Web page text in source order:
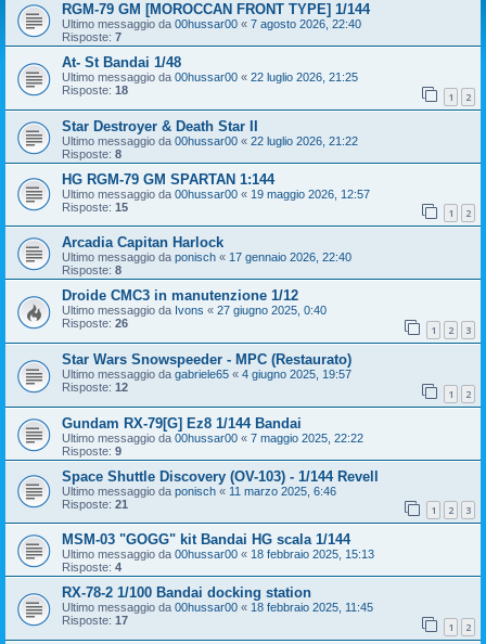
RGM-79 GM [MOROCCAN FRONT TYPE] 1/144
Ultimo messaggio da 00hussar00 « 7 agosto 2026, 22:40
Risposte: 7
At- St Bandai 1/48
Ultimo messaggio da 00hussar00 « 22 luglio 2026, 21:25
Risposte: 18 1 2
Star Destroyer & Death Star II
Ultimo messaggio da 00hussar00 « 22 luglio 2026, 21:22
Risposte: 8
HG RGM-79 GM SPARTAN 1:144
Ultimo messaggio da 00hussar00 « 19 maggio 2026, 12:57
Risposte: 15 1 2
Arcadia Capitan Harlock
Ultimo messaggio da ponisch « 17 gennaio 2026, 22:40
Risposte: 8
Droide CMC3 in manutenzione 1/12
Ultimo messaggio da Ivons « 27 giugno 2025, 0:40
Risposte: 26 1 2 3
Star Wars Snowspeeder - MPC (Restaurato)
Ultimo messaggio da gabriele65 « 4 giugno 2025, 19:57
Risposte: 12 1 2
Gundam RX-79[G] Ez8 1/144 Bandai
Ultimo messaggio da 00hussar00 « 7 maggio 2025, 22:22
Risposte: 9
Space Shuttle Discovery (OV-103) - 1/144 Revell
Ultimo messaggio da ponisch « 11 marzo 2025, 6:46
Risposte: 21 1 2 3
MSM-03 "GOGG" kit Bandai HG scala 1/144
Ultimo messaggio da 00hussar00 « 18 febbraio 2025, 15:13
Risposte: 4
RX-78-2 1/100 Bandai docking station
Ultimo messaggio da 00hussar00 « 18 febbraio 2025, 11:45
Risposte: 17 1 2